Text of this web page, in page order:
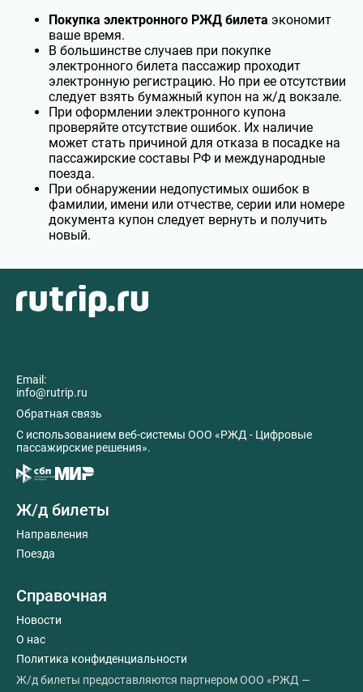
Покупка электронного РЖД билета экономит
ваше время.
В большинстве случаев при покупке
электронного билета пассажир проходит
электронную регистрацию. Но при ее отсутствии
следует взять бумажный купон на ж/д вокзале.
При оформлении электронного купона
проверяйте отсутствие ошибок. Их наличие
может стать причиной для отказа в посадке на
пассажирские составы РФ и международные
поезда.
При обнаружении недопустимых ошибок в
фамилии, имени или отчестве, серии или номере
документа купон следует вернуть и получить
новый.
Email:
info@rutrip.ru
Обратная связь
C использованием веб-системы ООО «РЖД - Цифровые
пассажирские решения».
Ж/д билеты
Направления
Поезда
Справочная
Новости
О нас
Политика конфиденциальности
Ж/д билеты предоставляются партнером ООО «РЖД —